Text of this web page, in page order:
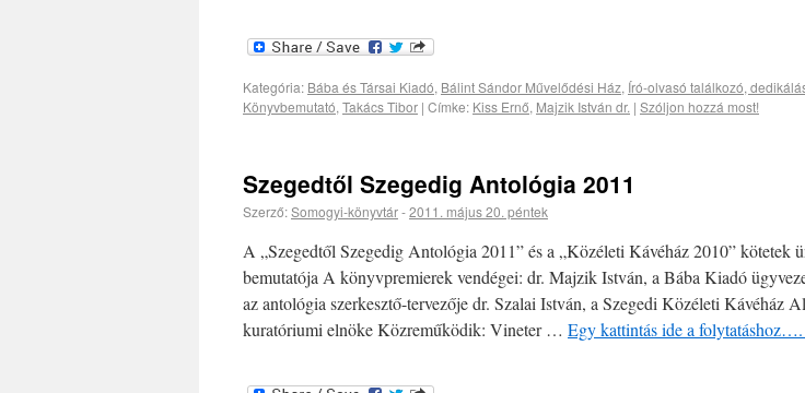
Kategória: Bába és Társai Kiadó, Bálint Sándor Művelődési Ház, Író-olvasó találkozó,
Könyvbemutató,Takács Tibor | Címke: Kiss Ernő, Majzik István dr. | Szóljon hozzá most!
Szegedtől Szegedig Antológia 2011
Szerző:Somogyi-könyvtár-2011. május 20. péntek
A „Szegedtől Szegedig Antológia 2011” és a „Közéleti Kávéház 2010” kötetek
bemutatója A könyvpremierek vendégei: dr. Majzik István, a Bába Kiadó
az antológia szerkesztő-tervezője dr. Szalai István, a Szegedi Közéleti Kávéház
kuratóriumi elnöke Közreműködik: Vineter … Egy kattintás ide a folytatáshoz….